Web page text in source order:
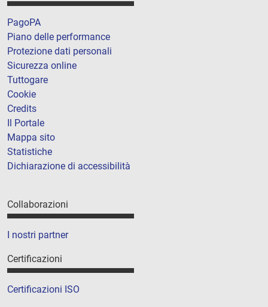
PagoPA
Piano delle performance
Protezione dati personali
Sicurezza online
Tuttogare
Cookie
Credits
Il Portale
Mappa sito
Statistiche
Dichiarazione di accessibilità
Collaborazioni
I nostri partner
Certificazioni
Certificazioni ISO